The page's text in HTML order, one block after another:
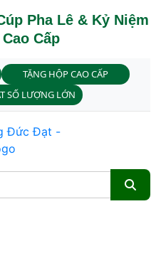
Pha Lê & Kỷ Niệm
Cấp
TẶNG HỘP CAO CẤP
SỐ LƯỢNG LỚN